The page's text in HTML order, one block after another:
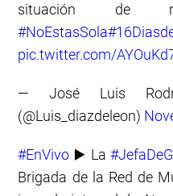
situación de
#NoEstasSola
pic.twitter.com/
— José Luis
(@Luis_diazdeleon)
#EnVivo ▶️ La
Brigada de la Red de